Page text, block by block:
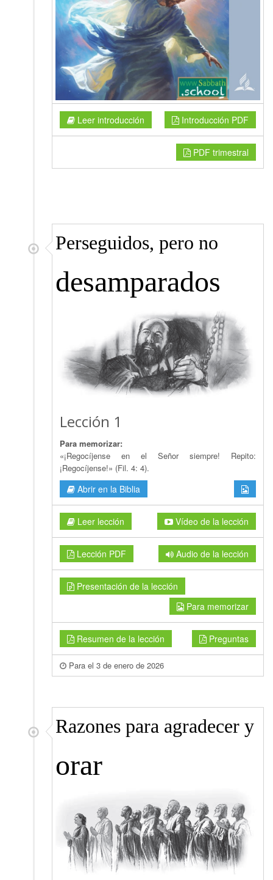
Leer introducción Introducción PDF
PDF trimestral
Perseguidos, pero no
desamparados
Lección 1
Para memorizar:
«¡Regocíjense en el Señor siempre! Repito:
¡Regocíjense!» (Fil. 4: 4).
Abrir en la Biblia
Leer lección Vídeo de la lección
Lección PDF Audio de la lección
Presentación de la lección
Para memorizar
Resumen de la lección Preguntas
Para el 3 de enero de 2026
Razones para agradecer y
orar